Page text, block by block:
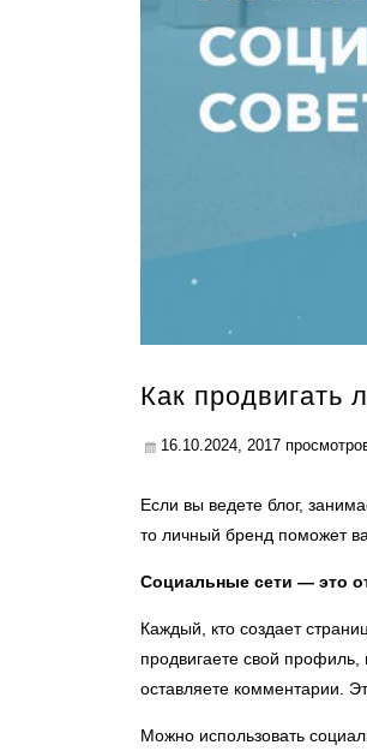
Как продвигать
16.10.2024, 2017
Если вы ведете блог,
то личный бренд поможет
Социальные сети — это
Каждый, кто создает
продвигаете свой
оставляете комментарии.
Можно использовать